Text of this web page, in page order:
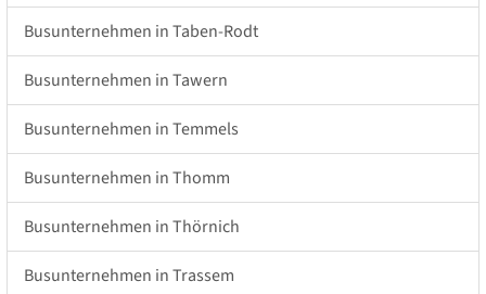
Busunternehmen in Taben-Rodt
Busunternehmen in Tawern
Busunternehmen in Temmels
Busunternehmen in Thomm
Busunternehmen in Thörnich
Busunternehmen in Trassem